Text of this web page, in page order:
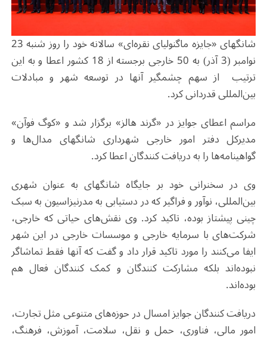
شانگهای «جایزه ماگنولیای نقره‌ای» سالانه خود را روز شنبه 23
نوامبر (3 آذر) به 50 خارجی برجسته از 18 کشور اعطا و به این
ترتیب از سهم چشمگیر آنها در توسعه شهر و مبادلات
بین‌المللی قدردانی کرد.
مراسم اعطای جوایز در «گرند هالز» برگزار شد و «کوگ فوآن»
مدیرکل دفتر امور خارجی شهرداری شانگهای مدال‌ها و
گواهینامه‌ها را به دریافت کنندگان اعطا کرد.
وی در سخنرانی خود بر جایگاه شانگهای به عنوان شهری
بین‌المللی، نوآور و فراگیر که در دستیابی به مدرنیزاسیون به سبک
چینی پیشتاز بوده، تاکید کرد. وی نقش‌های حیاتی که خارجی،
شرکت‌های با سرمایه خارجی و موسسات خارجی در این شهر
ایفا می‌کنند را مورد تاکید قرار داد و گفت که آنها فقط تماشاگر
نبوده‌اند بلکه مشارکت کنندگان و کمک کنندگان فعال هم
بوده‌اند.
دریافت کنندگان جوایز امسال در حوزه‌های متنوعی مثل تجارت،
امور مالی، فناوری، حمل و نقل، سلامت، آموزش، فرهنگ،